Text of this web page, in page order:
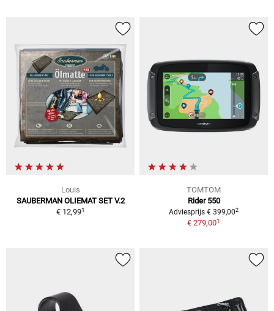
Louis
SAUBERMAN OLIEMAT SET V.2
€ 12,991
TOMTOM
Rider 550
Adviesprijs € 399,002
€ 279,001